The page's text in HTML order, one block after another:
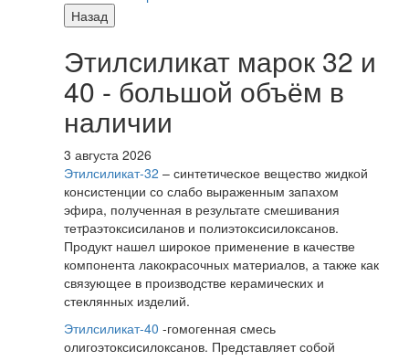
Назад
Этилсиликат марок 32 и
40 - большой объём в
наличии
3 августа 2026
Этилсиликат-32 – синтетическое вещество жидкой
консистенции со слабо выраженным запахом
эфира, полученная в результате смешивания
тетpаэтоксисиланов и полиэтоксисилоксанов.
Продукт нашел широкое применение в качестве
компонента лакокрасочных материалов, а также как
связующее в производстве керамических и
стеклянных изделий.
Этилсиликат-40 -гомогенная смесь
олигоэтоксисилоксанов. Представляет собой